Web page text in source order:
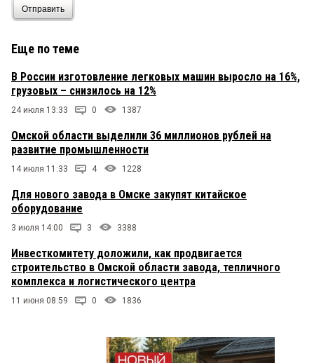
Отправить
Еще по теме
В России изготовление легковых машин выросло на 16%,
грузовых – снизилось на 12%
24 июля 13:33 0 1387
Омской области выделили 36 миллионов рублей на
развитие промышленности
14 июля 11:33 4 1228
Для нового завода в Омске закупят китайское
оборудование
3 июля 14:00 3 3388
Инвесткомитету доложили, как продвигается
строительство в Омской области завода, тепличного
комплекса и логистического центра
11 июня 08:59 0 1836